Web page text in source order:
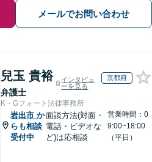
メールでお問い合わせ
兒玉 貴裕
弁護士
インタビュ
ーを見る
京都府
K・Gフォート法律事務所
岩出市 か
らも相談
受付中
面談方法(対面・
電話・ビデオな
ど)は応相談
営業時間：0
9:00~18:00
（平日）